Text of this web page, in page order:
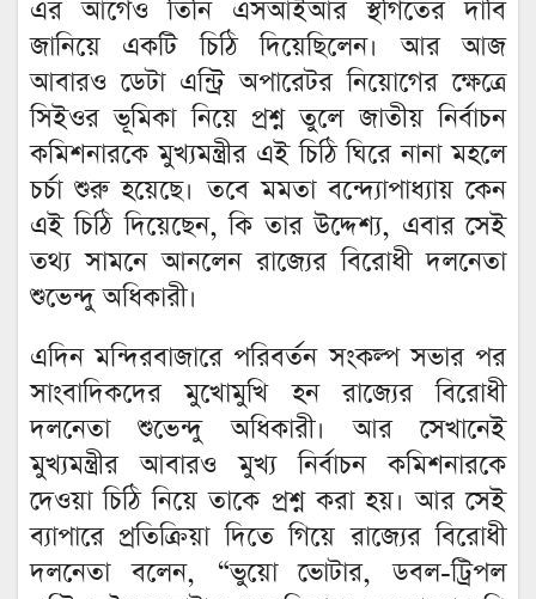
এর আগেও তিনি এসআইআর স্থগিতের দাবি
জানিয়ে একটি চিঠি দিয়েছিলেন। আর আজ
আবারও ডেটা এন্ট্রি অপারেটর নিয়োগের ক্ষেত্রে
সিইওর ভূমিকা নিয়ে প্রশ্ন তুলে জাতীয় নির্বাচন
কমিশনারকে মুখ্যমন্ত্রীর এই চিঠি ঘিরে নানা মহলে
চর্চা শুরু হয়েছে। তবে মমতা বন্দ্যোপাধ্যায় কেন
এই চিঠি দিয়েছেন, কি তার উদ্দেশ্য, এবার সেই
তথ্য সামনে আনলেন রাজ্যের বিরোধী দলনেতা
শুভেন্দু অধিকারী।
এদিন মন্দিরবাজারে পরিবর্তন সংকল্প সভার পর
সাংবাদিকদের মুখোমুখি হন রাজ্যের বিরোধী
দলনেতা শুভেন্দু অধিকারী। আর সেখানেই
মুখ্যমন্ত্রীর আবারও মুখ্য নির্বাচন কমিশনারকে
দেওয়া চিঠি নিয়ে তাকে প্রশ্ন করা হয়। আর সেই
ব্যাপারে প্রতিক্রিয়া দিতে গিয়ে রাজ্যের বিরোধী
দলনেতা বলেন, “ভুয়ো ভোটার, ডবল-ট্রিপল